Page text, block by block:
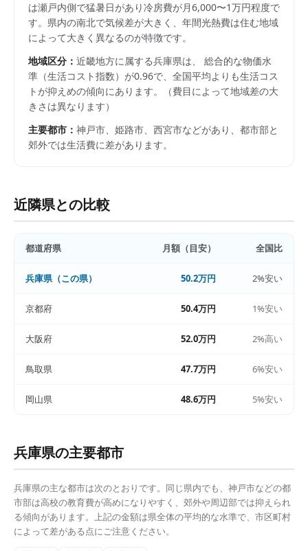
は瀬戸内側で猛暑日があり冷房費が月6,000〜1万円程度で
す。県内の南北で気候差が大きく、年間光熱費は住む地域
によって大きく異なるのが特徴です。
地域区分： 近畿地方に属する兵庫県は、 総合的な物価水
準（生活コスト指数）が0.96で、 全国平均よりも生活コス
トが抑えめの傾向にあります。
（費目によって地域差の大
きさは異なります）
主要都市： 神戸市、姫路市、西宮市などがあり、都市部と
郊外では生活費に差があります。
近隣県との比較
都道府県 月額（目安） 全国比
兵庫県（この県） 50.2万円 2%安い
京都府 50.4万円 1%安い
大阪府 52.0万円 2%高い
鳥取県 47.7万円 6%安い
岡山県 48.6万円 5%安い
兵庫県の主要都市
兵庫県の主な都市は次のとおりです。同じ県内でも、 神戸市などの都
市部は高校の教育費が高めになりやすく、郊外や周辺部では抑えられ
る傾向があります。上記の金額は県全体の平均的な水準で、市区町村
によって差がある点にご注意ください。